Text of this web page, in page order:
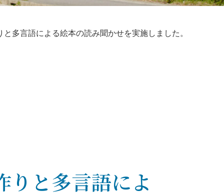
多言語による絵本の読み聞かせを実施しました。
りと多言語によ